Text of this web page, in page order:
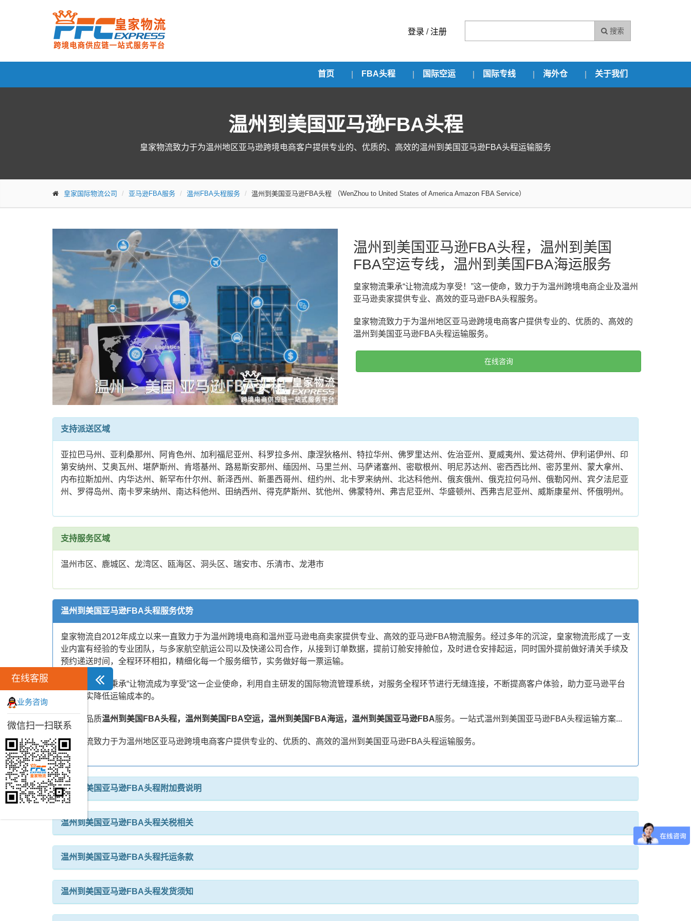
搜索
登录 /注册
首页 FBA头程 国际空运 国际专线 海外仓 关于我们
温州到美国亚马逊FBA头程
皇家物流致力于为温州地区亚马逊跨境电商客户提供专业的、优质的、高效的温州到美国亚马逊FBA头程运输服务
皇家国际物流公司 亚马逊FBA服务 温州FBA头程服务 温州到美国亚马逊FBA头程 （WenZhou to United States of America Amazon FBA Service）
温州到美国亚马逊FBA头程，温州到美国
FBA空运专线，温州到美国FBA海运服务
皇家物流秉承“让物流成为享受！”这一使命，致力于为温州跨境电商企业及温州
亚马逊卖家提供专业、高效的亚马逊FBA头程服务。
皇家物流致力于为温州地区亚马逊跨境电商客户提供专业的、优质的、高效的
温州到美国亚马逊FBA头程运输服务。
在线咨询
支持派送区域
亚拉巴马州、亚利桑那州、阿肯色州、加利福尼亚州、科罗拉多州、康涅狄格州、特拉华州、佛罗里达州、佐治亚州、夏威夷州、爱达荷州、伊利诺伊州、印
第安纳州、艾奥瓦州、堪萨斯州、肯塔基州、路易斯安那州、缅因州、马里兰州、马萨诸塞州、密歇根州、明尼苏达州、密西西比州、密苏里州、蒙大拿州、
内布拉斯加州、内华达州、新罕布什尔州、新泽西州、新墨西哥州、纽约州、北卡罗来纳州、北达科他州、俄亥俄州、俄克拉何马州、俄勒冈州、宾夕法尼亚
州、罗得岛州、南卡罗来纳州、南达科他州、田纳西州、得克萨斯州、犹他州、佛蒙特州、弗吉尼亚州、华盛顿州、西弗吉尼亚州、威斯康星州、怀俄明州。
支持服务区域
温州市区、鹿城区、龙湾区、瓯海区、洞头区、瑞安市、乐清市、龙港市
温州到美国亚马逊FBA头程服务优势
皇家物流自2012年成立以来一直致力于为温州跨境电商和温州亚马逊电商卖家提供专业、高效的亚马逊FBA物流服务。经过多年的沉淀，皇家物流形成了一支
业内富有经验的专业团队，与多家航空航运公司以及快递公司合作，从接到订单数据，提前订舱安排舱位，及时进仓安排起运，同时国外提前做好清关手续及
预约递送时间，全程环环相扣，精细化每一个服务细节，实务做好每一票运输。
皇家物流一直秉承“让物流成为享受”这一企业使命，利用自主研发的国际物流管理系统，对服务全程环节进行无缝连接，不断提高客户体验，助力亚马逊平台
卖家切实降低运输成本的。
皇家高品质温州到美国FBA头程，温州到美国FBA空运，温州到美国FBA海运，温州到美国亚马逊FBA服务。一站式温州到美国亚马逊FBA头程运输方案...
皇家物流致力于为温州地区亚马逊跨境电商客户提供专业的、优质的、高效的温州到美国亚马逊FBA头程运输服务。
温州到美国亚马逊FBA头程附加费说明
温州到美国亚马逊FBA头程关税相关
温州到美国亚马逊FBA头程托运条款
温州到美国亚马逊FBA头程发货须知
在线客服
业务咨询
微信扫一扫联系